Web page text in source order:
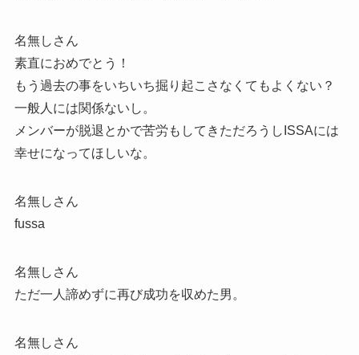
名無しさん
素直におめでとう！
もう過去の事をいちいち掘り起こさなくてもよくない？
一般人には関係ないし。
メンバーが脱退とかで苦労もしてきただろうしISSAには
幸せになってほしいな。
名無しさん
fussa
名無しさん
ただ一人諦めずに再び成功を収めた男。
名無しさん